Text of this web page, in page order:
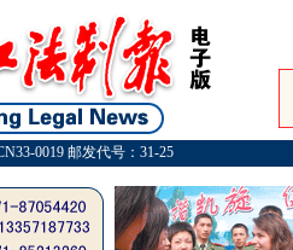
0019 邮发代号：31-25